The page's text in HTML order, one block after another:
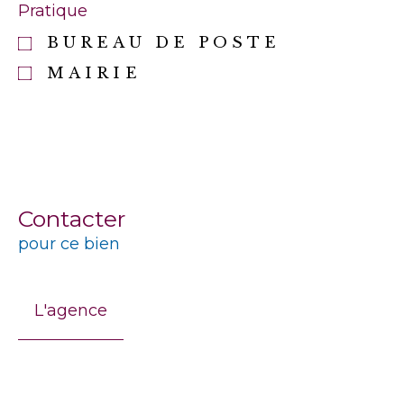
Pratique
BUREAU DE POSTE
MAIRIE
Contacter
pour ce bien
L'agence